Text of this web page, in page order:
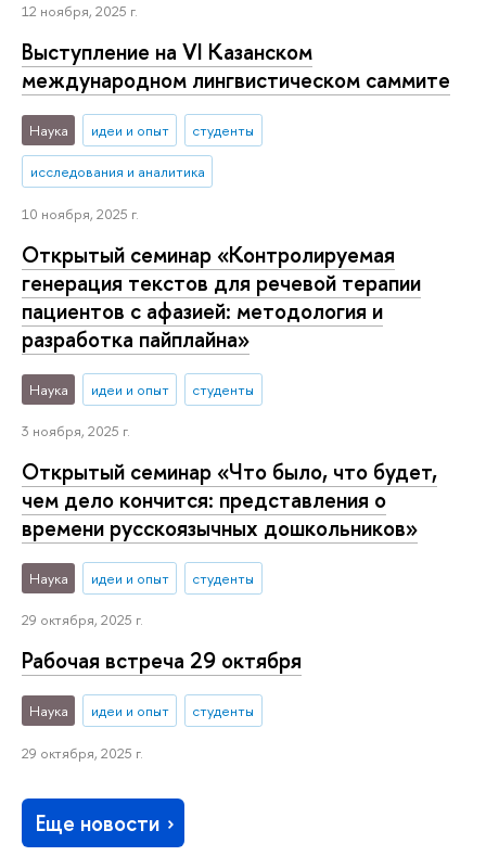
12 ноября, 2025 г.
Выступление на VI Казанском
международном лингвистическом саммите
Наука идеи и опыт студенты
исследования и аналитика
10 ноября, 2025 г.
Открытый семинар «Контролируемая
генерация текстов для речевой терапии
пациентов с афазией: методология и
разработка пайплайна»
Наука идеи и опыт студенты
3 ноября, 2025 г.
Открытый семинар «Что было, что будет,
чем дело кончится: представления о
времени русскоязычных дошкольников»
Наука идеи и опыт студенты
29 октября, 2025 г.
Рабочая встреча 29 октября
Наука идеи и опыт студенты
29 октября, 2025 г.
Еще новости